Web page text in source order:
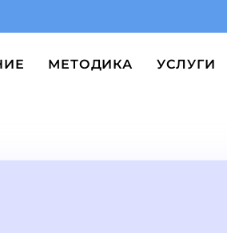
МЕТОДИКА УСЛУГИ